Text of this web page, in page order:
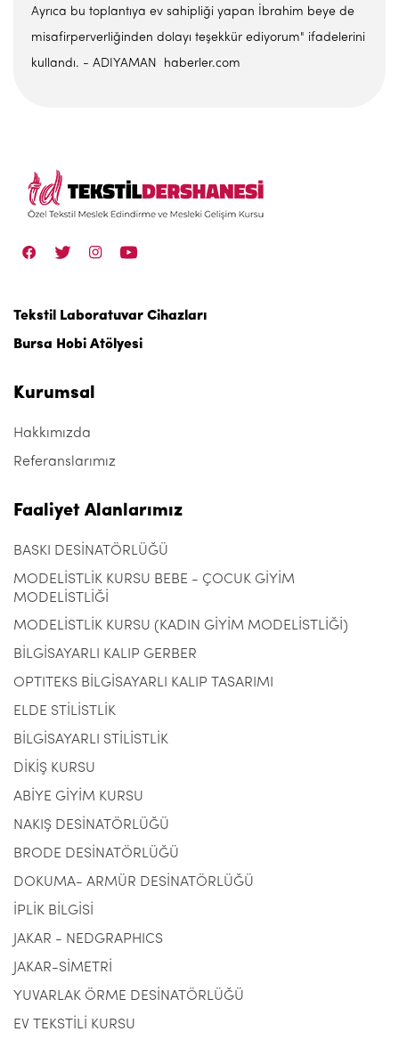
Ayrıca bu toplantıya ev sahipliği yapan İbrahim beye de
misafirperverliğinden dolayı teşekkür ediyorum" ifadelerini
kullandı. - ADIYAMAN haberler.com
Tekstil Laboratuvar Cihazları
Bursa Hobi Atölyesi
Kurumsal
Hakkımızda
Referanslarımız
Faaliyet Alanlarımız
BASKI DESİNATÖRLÜĞÜ
MODELİSTLİK KURSU BEBE - ÇOCUK GİYİM
MODELİSTLİĞİ
MODELİSTLİK KURSU (KADIN GİYİM MODELİSTLİĞİ)
BİLGİSAYARLI KALIP GERBER
OPTITEKS BİLGİSAYARLI KALIP TASARIMI
ELDE STİLİSTLİK
BİLGİSAYARLI STİLİSTLİK
DİKİŞ KURSU
ABİYE GİYİM KURSU
NAKIŞ DESİNATÖRLÜĞÜ
BRODE DESİNATÖRLÜĞÜ
DOKUMA- ARMÜR DESİNATÖRLÜĞÜ
İPLİK BİLGİSİ
JAKAR - NEDGRAPHICS
JAKAR-SİMETRİ
YUVARLAK ÖRME DESİNATÖRLÜĞÜ
EV TEKSTİLİ KURSU